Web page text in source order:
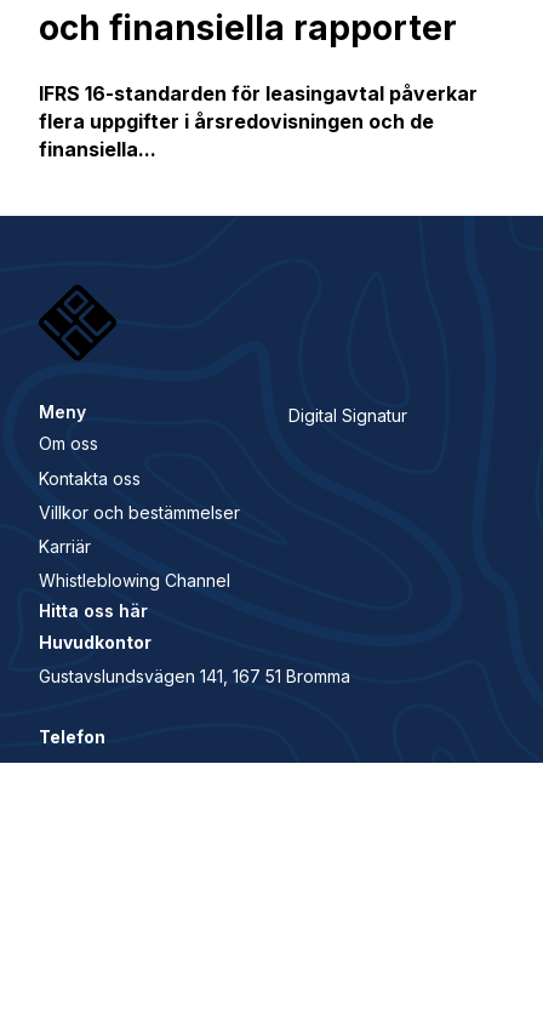
och finansiella rapporter
IFRS 16-standarden för leasingavtal påverkar
flera uppgifter i årsredovisningen och de
finansiella...
Meny
Om oss
Kontakta oss
Villkor och bestämmelser
Karriär
Whistleblowing Channel
Digital Signatur
Hitta oss här
Huvudkontor
Gustavslundsvägen 141, 167 51 Bromma
Telefon